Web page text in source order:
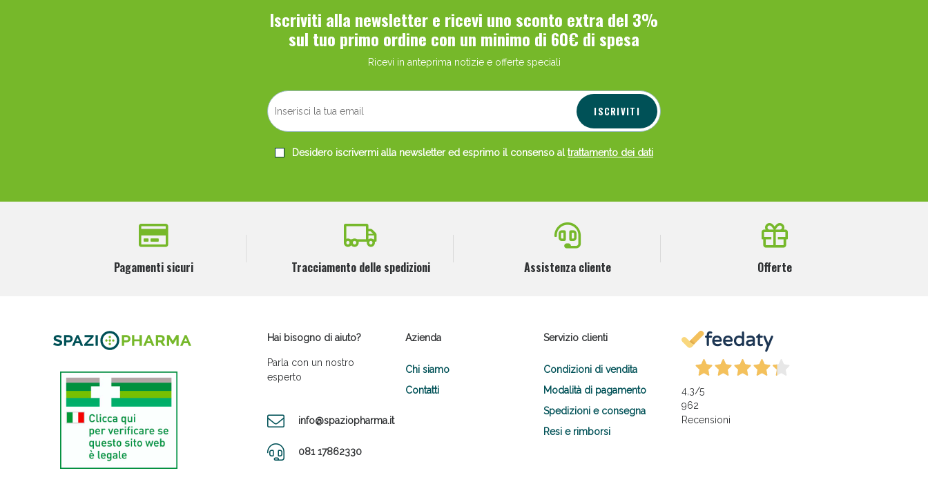
Iscriviti alla newsletter e ricevi uno sconto extra del 3%
sul tuo primo ordine con un minimo di 60€ di spesa
Ricevi in anteprima notizie e offerte speciali
ISCRIVITI
Desidero iscrivermi alla newsletter ed esprimo il consenso al trattamento dei dati
Pagamenti sicuri Tracciamento delle spedizioni Assistenza cliente Offerte
Hai bisogno di aiuto?
Parla con un nostro
esperto
info@spaziopharma.it
081 17862330
Azienda
Chi siamo
Contatti
Servizio clienti
Condizioni di vendita
Modalità di pagamento
Spedizioni e consegna
Resi e rimborsi
4,3/5
962
Recensioni